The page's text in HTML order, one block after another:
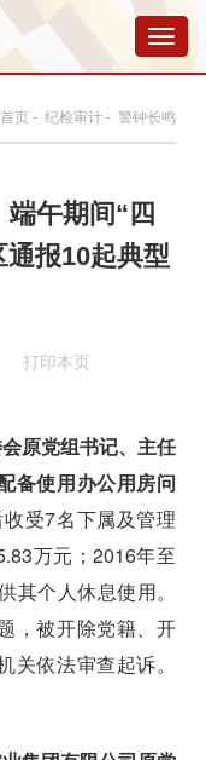
切
换
航
首页 - 纪检审计 - 警钟长鸣
午期间“四
报10起典型
打印本页
原党组书记、主任
备使用办公用房问
受7名下属及管理
万元； 2016年至
其个人休息使用。
，被开除党籍、开
依法审查起诉。